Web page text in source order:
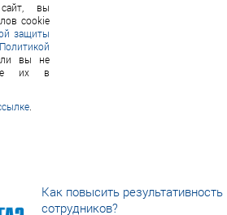
вы
cookie
защиты
Политикой
вы не
их в
Как повысить результативность
сотрудников?